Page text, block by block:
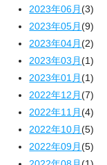
2023年06月(3)
2023年05月(9)
2023年04月(2)
2023年03月(1)
2023年01月(1)
2022年12月(7)
2022年11月(4)
2022年10月(5)
2022年09月(5)